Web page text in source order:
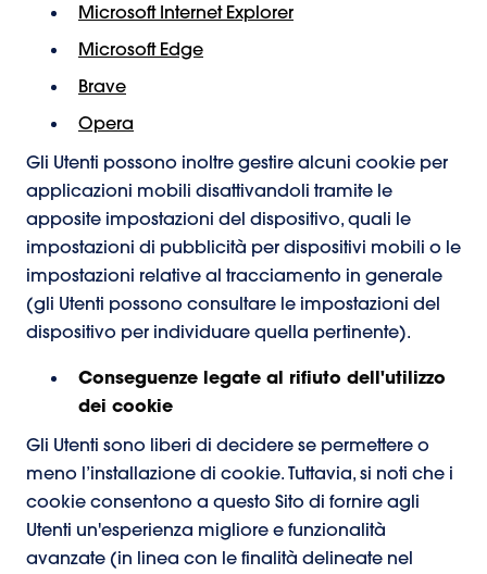
Microsoft Internet Explorer
Microsoft Edge
Brave
Opera
Gli Utenti possono inoltre gestire alcuni cookie per
applicazioni mobili disattivandoli tramite le
apposite impostazioni del dispositivo, quali le
impostazioni di pubblicità per dispositivi mobili o le
impostazioni relative al tracciamento in generale
(gli Utenti possono consultare le impostazioni del
dispositivo per individuare quella pertinente).
Conseguenze legate al rifiuto dell'utilizzo
dei cookie
Gli Utenti sono liberi di decidere se permettere o
meno l’installazione di cookie. Tuttavia, si noti che i
cookie consentono a questo Sito di fornire agli
Utenti un'esperienza migliore e funzionalità
avanzate (in linea con le finalità delineate nel